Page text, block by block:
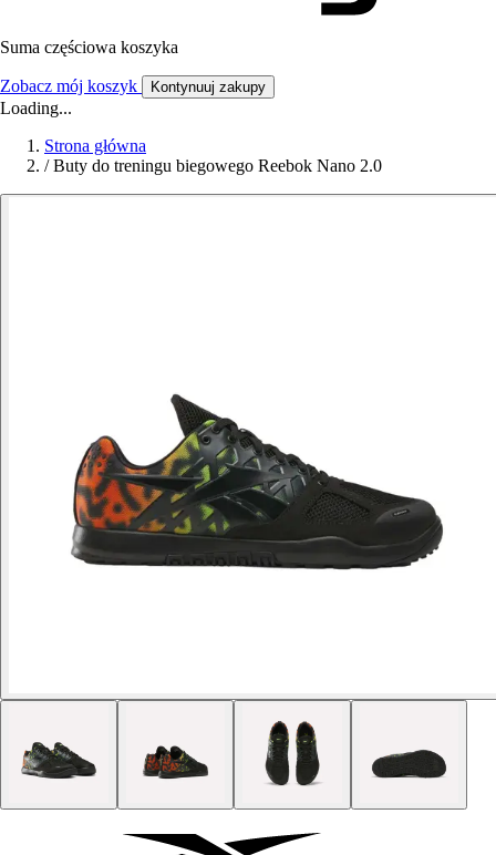
Suma częściowa koszyka
Zobacz mój koszyk Kontynuuj zakupy
Loading...
Strona główna
/ Buty do treningu biegowego Reebok Nano 2.0